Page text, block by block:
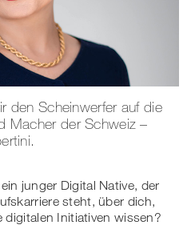
den Scheinwerfer auf die
Macher der Schweiz –
junger Digital Native, der
steht, über dich,
Initiativen wissen?